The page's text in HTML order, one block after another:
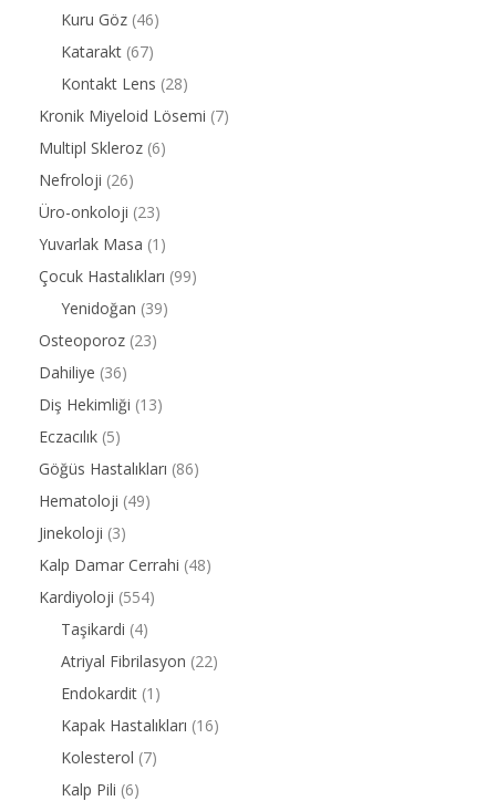
Kuru Göz (46)
Katarakt (67)
Kontakt Lens (28)
Kronik Miyeloid Lösemi (7)
Multipl Skleroz (6)
Nefroloji (26)
Üro-onkoloji (23)
Yuvarlak Masa (1)
Çocuk Hastalıkları (99)
Yenidoğan (39)
Osteoporoz (23)
Dahiliye (36)
Diş Hekimliği (13)
Eczacılık (5)
Göğüs Hastalıkları (86)
Hematoloji (49)
Jinekoloji (3)
Kalp Damar Cerrahi (48)
Kardiyoloji (554)
Taşikardi (4)
Atriyal Fibrilasyon (22)
Endokardit (1)
Kapak Hastalıkları (16)
Kolesterol (7)
Kalp Pili (6)